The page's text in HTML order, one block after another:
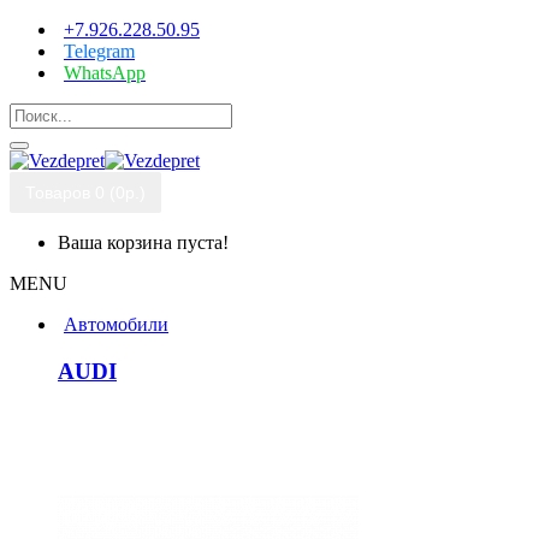
+7.926.228.50.95
Telegram
WhatsApp
Ваша корзина пуста!
MENU
Автомобили
AUDI